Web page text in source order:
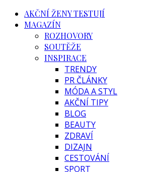
AKČNÍ ŽENY TESTUJÍ
MAGAZÍN
ROZHOVORY
SOUTĚŽE
INSPIRACE
TRENDY
PR ČLÁNKY
MÓDA A STYL
AKČNÍ TIPY
BLOG
BEAUTY
ZDRAVÍ
DIZAJN
CESTOVÁNÍ
SPORT